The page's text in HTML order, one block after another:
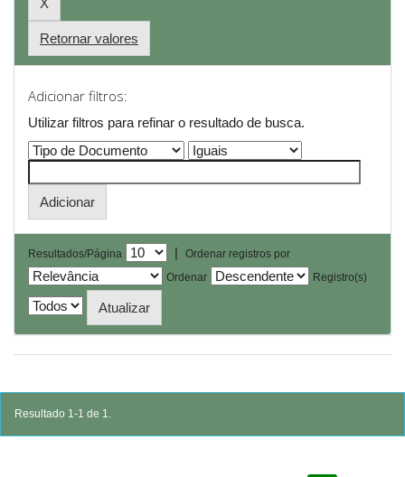
Retornar valores
Adicionar filtros:
Utilizar filtros para refinar o resultado de busca.
Resultados/Página |
Ordenar registros por
Ordenar
Registro(s)
Resultado 1-1 de 1.